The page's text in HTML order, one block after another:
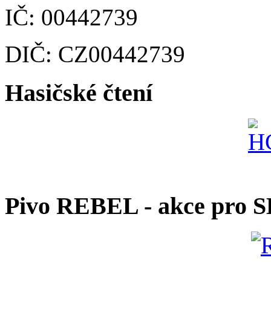
IČ: 00442739
DIČ: CZ00442739
Hasičské čtení
Pivo REBEL - akce pro